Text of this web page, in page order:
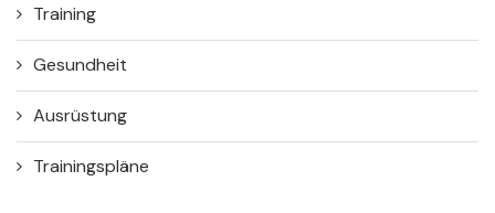
Training
Gesundheit
Ausrüstung
Trainingspläne